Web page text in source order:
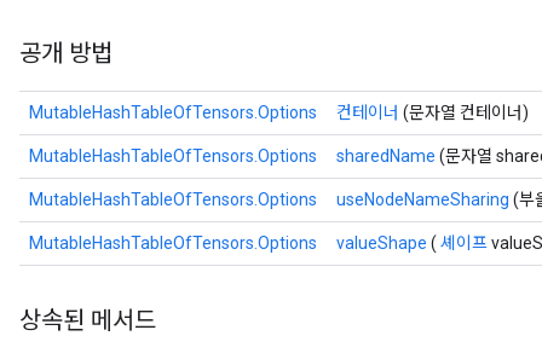
공개 방법
MutableHashTableOfTensors.Options 컨테이너 (문자열 컨테이너)
MutableHashTableOfTensors.Options sharedName (문자열
MutableHashTableOfTensors.Options useNodeNameSharing (부
MutableHashTableOfTensors.Options valueShape ( 셰이프
상속된 메서드